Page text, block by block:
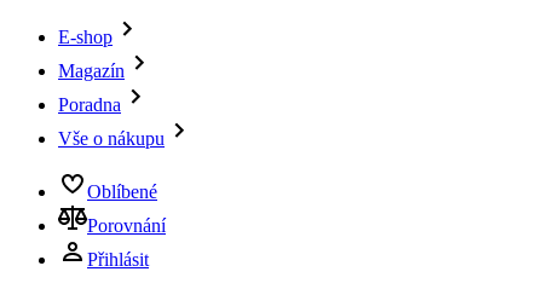
E-shop
Magazín
Poradna
Vše o nákupu
Oblíbené
Porovnání
Přihlásit